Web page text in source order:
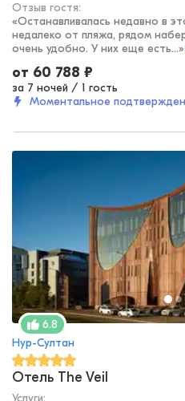
Отзыв гостя:
«Останавливалась недавно в
недалеко от пляжа, рядом
очень удобно. У них еще есть...»
от 60 788 ₽
за 7 ночей / 1 гость
Моментальное
6.8
Нур-Султан
Отель The Veil